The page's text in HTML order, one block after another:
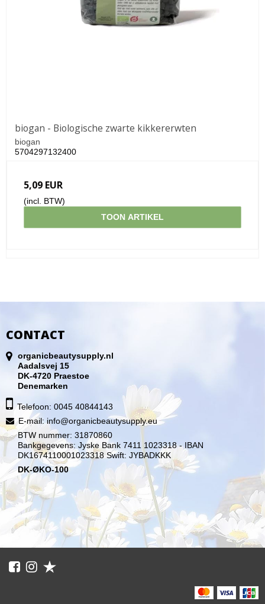
biogan - Biologische zwarte kikkererwten
biogan
5704297132400
5,09 EUR
(incl. BTW)
TOON ARTIKEL
CONTACT
organicbeautysupply.nl
Aadalsvej 15
DK-4720 Praestoe
Denemarken
Telefoon: 0045 40844143
E-mail: info@organicbeautysupply.eu
BTW nummer: 31870860
Bankgegevens: Jyske Bank 7411 1023318 - IBAN
DK1674110001023318 Swift: JYBADKKK
DK-ØKO-100